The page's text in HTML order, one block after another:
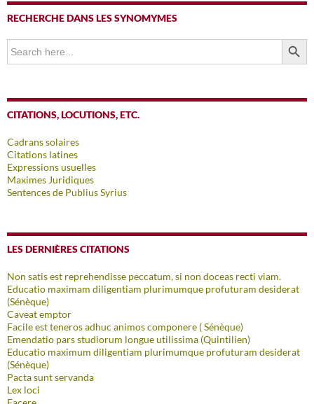
RECHERCHE DANS LES SYNOMYMES
Search
for:
SEARCH
CITATIONS, LOCUTIONS, ETC.
Cadrans solaires
Citations latines
Expressions usuelles
Maximes Juridiques
Sentences de Publius Syrius
LES DERNIÈRES CITATIONS
Non satis est reprehendisse peccatum, si non doceas recti viam.
Educatio maximam diligentiam plurimumque profuturam desiderat
(Sénèque)
Caveat emptor
Facile est teneros adhuc animos componere ( Sénèque)
Emendatio pars studiorum longue utilissima (Quintilien)
Educatio maximum diligentiam plurimumque profuturam desiderat
(Sénèque)
Pacta sunt servanda
Lex loci